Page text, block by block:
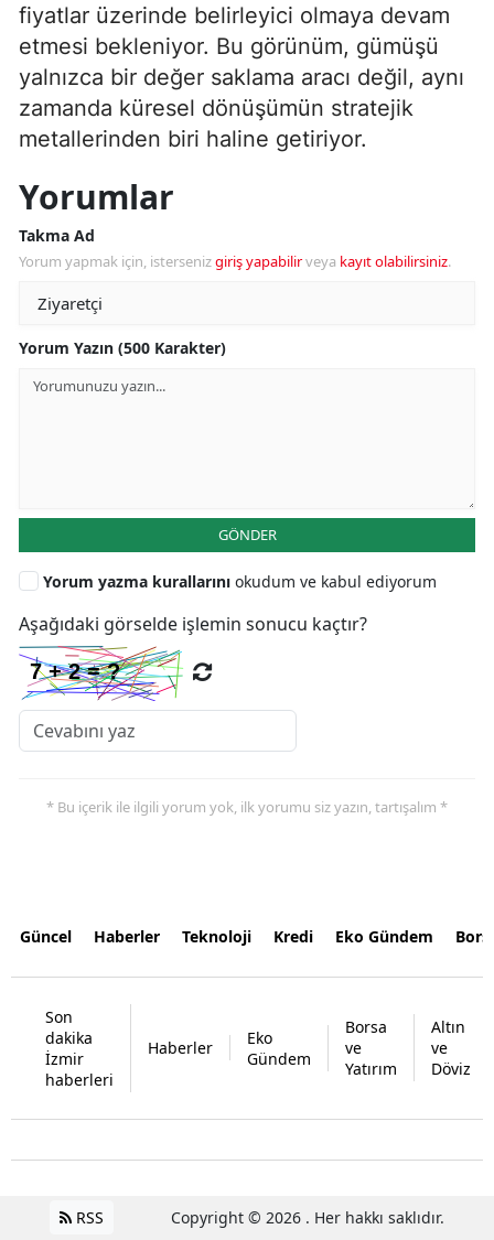
fiyatlar üzerinde belirleyici olmaya devam
etmesi bekleniyor. Bu görünüm, gümüşü
yalnızca bir değer saklama aracı değil, aynı
zamanda küresel dönüşümün stratejik
metallerinden biri haline getiriyor.
Yorumlar
Takma Ad
Yorum yapmak için, istersenizgiriş yapabilirveya kayıt olabilirsiniz.
Yorum Yazın (500 Karakter)
GÖNDER
Yorum yazma kurallarını okudum ve kabul ediyorum
Aşağıdaki görselde işlemin sonucu kaçtır?
* Bu içerik ile ilgili yorum yok, ilk yorumu siz yazın, tartışalım *
Güncel Haberler Teknoloji Kredi Eko Gündem
Son
dakika
İzmir
haberleri
Haberler
Eko
Gündem
Borsa
ve
Yatırım
Altın
ve
Döviz
RSS Copyright © 2026 . Her hakkı saklıdır.